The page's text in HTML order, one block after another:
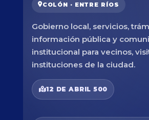
COLÓN · ENTRE RÍOS
Gobierno local, servicios,
información pública y
institucional para vecinos,
instituciones de la ciudad.
12 DE ABRIL 500